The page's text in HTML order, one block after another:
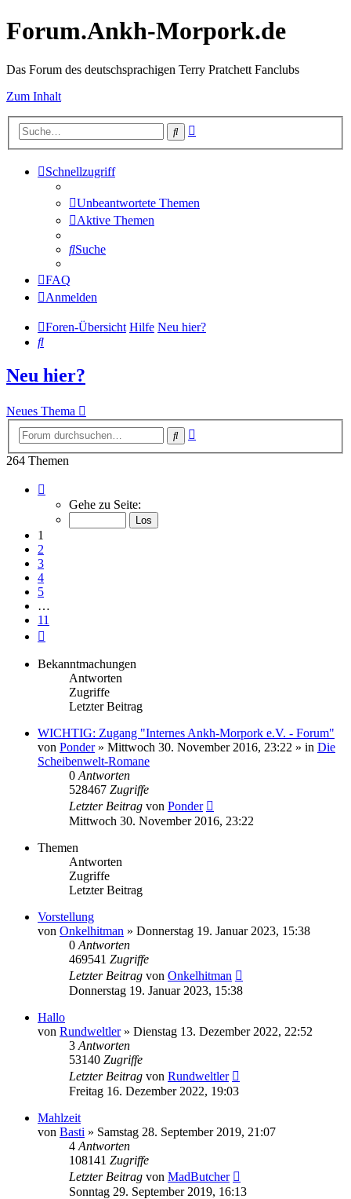
Forum.Ankh-Morpork.de
Das Forum des deutschsprachigen Terry Pratchett Fanclubs
Zum Inhalt
Suche
Schnellzugriff
Unbeantwortete Themen
Aktive Themen
Suche
FAQ
Anmelden
Foren-Übersicht Hilfe Neu hier?
Suche
Neu hier?
Neues Thema
Suche
264 Themen
von
Gehe zu Seite:
1
2
3
4
5
…
11
Bekanntmachungen
Antworten
Zugriffe
Letzter Beitrag
WICHTIG: Zugang "Internes Ankh-Morpork e.V. - Forum"
von Ponder» Mittwoch 30. November 2016, 23:22 » in Die
Scheibenwelt-Romane
0 Antworten
528467 Zugriffe
Letzter Beitrag von Ponder
Mittwoch 30. November 2016, 23:22
Themen
Antworten
Zugriffe
Letzter Beitrag
Vorstellung
von Onkelhitman » Donnerstag 19. Januar 2023, 15:38
0 Antworten
469541 Zugriffe
Letzter Beitrag von Onkelhitman
Donnerstag 19. Januar 2023, 15:38
Hallo
von Rundweltler» Dienstag 13. Dezember 2022, 22:52
3 Antworten
53140 Zugriffe
Letzter Beitrag von Rundweltler
Freitag 16. Dezember 2022, 19:03
Mahlzeit
von Basti » Samstag 28. September 2019, 21:07
4 Antworten
108141 Zugriffe
Letzter Beitrag von MadButcher
Sonntag 29. September 2019, 16:13